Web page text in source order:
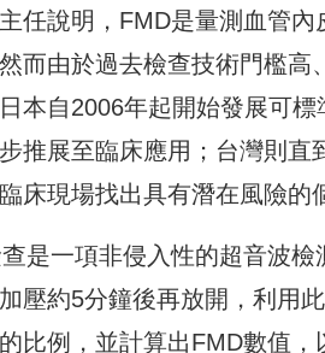
任說明，FMD是量測血管
而由於過去檢查技術門檻高
本自2006年起開始發展可
推展至臨床應用；台灣則直
床現場找出具有潛在風險的
是一項非侵入性的超音波
壓約5分鐘後再放開，利用
比例，並計算出FMD數值，